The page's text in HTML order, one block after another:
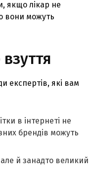
якщо лікар не
вони можуть
експертів, які вам
в інтернеті не
брендів можуть
й занадто великий